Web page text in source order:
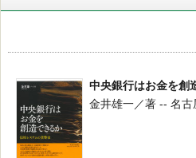
中央銀行はお金を創
金井雄一／著 -- 名